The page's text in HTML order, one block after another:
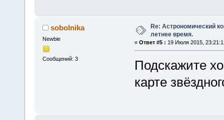
sobolnika
Newbie
Сообщений: 3
Re: Астрономический
летнее время.
« Ответ #5 : 19 Июля 2015,
Подскажите
карте